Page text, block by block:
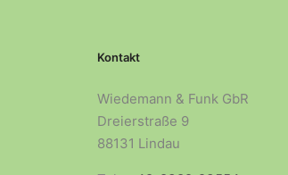
Kontakt
Wiedemann & Funk GbR
Dreierstraße 9
88131 Lindau